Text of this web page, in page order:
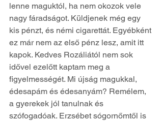
lenne maguktól, ha nem okozok vele
nagy fáradságot. Küldjenek még egy
kis pénzt, és némi cigarettát. Egyébként
ez már nem az első pénz lesz, amit itt
kapok. Kedves Rozáliától nem sok
idővel ezelőtt kaptam meg a
figyelmességét. Mi újság magukkal,
édesapám és édesanyám? Remélem,
a gyerekek jól tanulnak és
szófogadóak. Erzsébet sógornőmtől is